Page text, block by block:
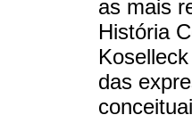
as mais
História
das